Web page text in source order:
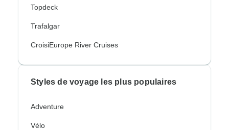
Topdeck
Trafalgar
CroisiEurope River Cruises
Styles de voyage les plus populaires
Adventure
Vélo